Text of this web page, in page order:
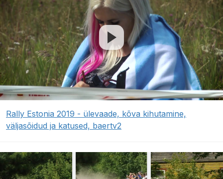
Rally Estonia 2019 - ülevaade, kõva kihutamine,
väljasõidud ja katused, baertv2